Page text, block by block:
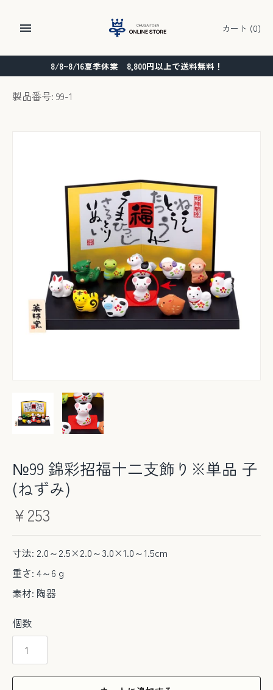
ン
カート (0)
8/8~8/16夏季休業 8,800円以上で送料無料！
製品番号: 99-1
№99 錦彩招福十二支飾り※単品 子
(ねずみ)
¥253
寸法: 2.0～2.5×2.0～3.0×1.0～1.5cm
重さ: 4～6ｇ
素材: 陶器
個数